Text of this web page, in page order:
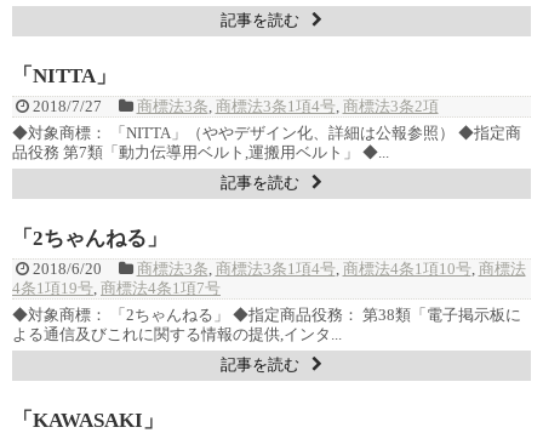
記事を読む
「NITTA」
2018/7/27 商標法3条, 商標法3条1項4号, 商標法3条2項
◆対象商標： 「NITTA」（ややデザイン化、詳細は公報参照） ◆指定商
品役務 第7類「動力伝導用ベルト,運搬用ベルト」 ◆...
記事を読む
「2ちゃんねる」
2018/6/20 商標法3条, 商標法3条1項4号, 商標法4条1項10号, 商標法
4条1項19号, 商標法4条1項7号
◆対象商標： 「2ちゃんねる」 ◆指定商品役務： 第38類「電子掲示板に
よる通信及びこれに関する情報の提供,インタ...
記事を読む
「KAWASAKI」